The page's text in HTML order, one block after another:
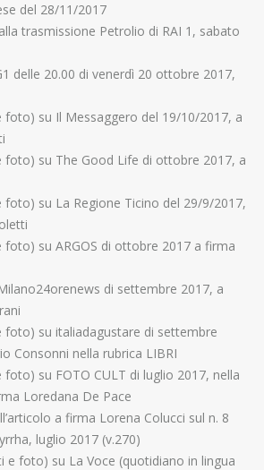
del 28/11/2017
trasmissione Petrolio di RAI 1, sabato
delle 20.00 di venerdì 20 ottobre 2017,
foto) su Il Messaggero del 19/10/2017, a
foto) su The Good Life di ottobre 2017, a
foto) su La Regione Ticino del 29/9/2017,
su ARGOS di ottobre 2017 a firma
di settembre 2017, a
foto) su italiadagustare di settembre
Consonni nella rubrica LIBRI
su FOTO CULT di luglio 2017, nella
Loredana De Pace
a firma Lorena Colucci sul n. 8
luglio 2017 (v.270)
e foto) su La Voce (quotidiano in lingua